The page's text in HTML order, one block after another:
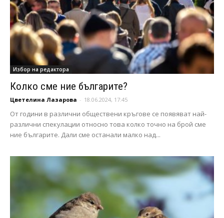
Избор на редактора
Колко сме ние българите?
Цветелина Лазарова - 18.06.2024, 17:45
От години в различни обществени кръгове се появяват най-
различни спекулации относно това колко точно на брой сме
ние българите. Дали сме останали малко над...